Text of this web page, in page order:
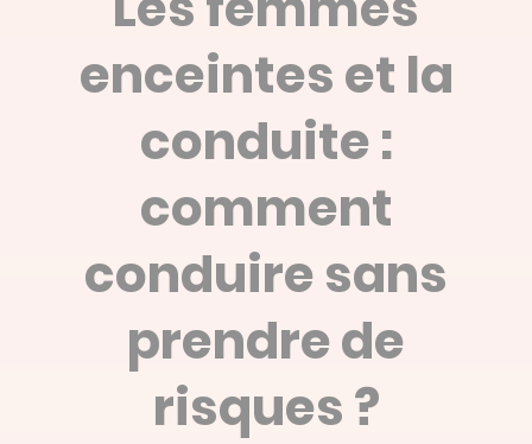
Devis en ligne
Espace adhérent
Linked’in
enceintes et la
conduite :
comment
conduire sans
prendre de
risques ?